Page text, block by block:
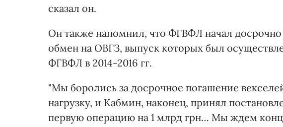
сказал он.
Он также напомнил, что ФГВФЛ начал досрочно
обмен на ОВГЗ, выпуск которых был
ФГВФЛ в 2014-2016 гг.
"Мы боролись за досрочное погашение
нагрузку, и Кабмин, наконец, принял
первую операцию на 1 млрд грн… Мы ждем